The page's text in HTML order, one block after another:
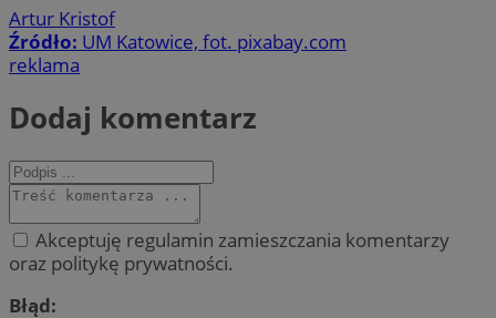
Artur Kristof
Źródło: UM Katowice, fot. pixabay.com
reklama
Dodaj komentarz
Akceptuję regulamin zamieszczania komentarzy
oraz politykę prywatności.
Błąd: